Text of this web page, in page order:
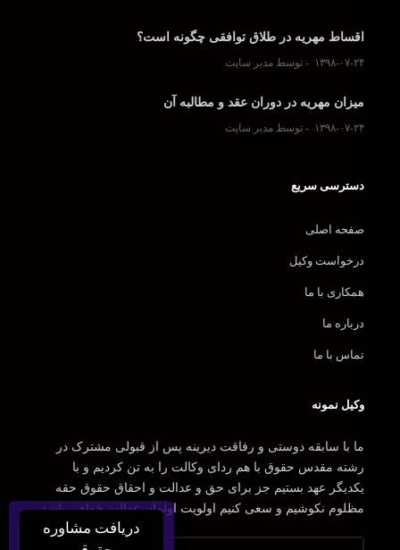
اقساط مهریه در طلاق توافقی چگونه است؟
۱۳۹۸-۰۷-۲۴ توسط مدیر سایت
میزان مهریه در دوران عقد و مطالبه آن
۱۳۹۸-۰۷-۲۴ توسط مدیر سایت
دسترسی سریع
صفحه اصلی
درخواست وکیل
همکاری با ما
درباره ما
تماس با ما
وکیل نمونه
ما با سابقه دوستی و رفاقت دیرینه پس از قبولی مشترک در
رشته مقدس حقوق با هم ردای وکالت را به تن کردیم و با
یکدیگر عهد بستیم جز برای حق و عدالت و احقاق حقوق حقه
مظلوم نکوشیم و سعی کنیم اولویت اولمان عدالت خواهی باشد.
دریافت مشاوره